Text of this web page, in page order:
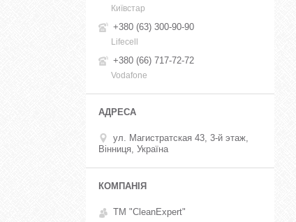
Київстар
+380 (63) 300-90-90
Lifecell
+380 (66) 717-72-72
Vodafone
ул. Магистратская 43, 3-й этаж,
Вінниця, Україна
ТМ "CleanExpert"